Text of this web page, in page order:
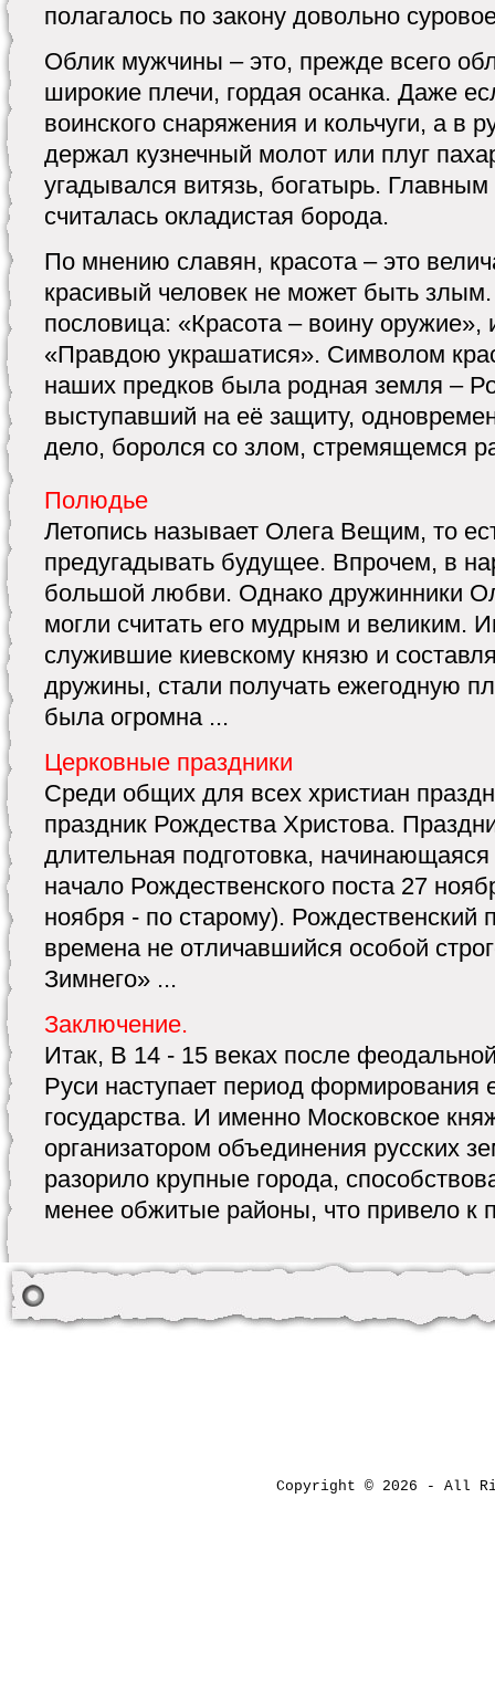
полагалось по закону довольно
Облик мужчины – это, прежде всего
широкие плечи, гордая осанка. Даже
воинского снаряжения и кольчуги, а в
держал кузнечный молот или плуг
угадывался витязь, богатырь.
считалась окладистая борода.
По мнению славян, красота – это
красивый человек не может быть
пословица: «Красота – воину
«Правдою украшатися». Символом
наших предков была родная земля –
выступавший на её защиту,
дело, боролся со злом, стремящемся
Полюдье
Летопись называет Олега Вещим, то
предугадывать будущее. Впрочем, в
большой любви. Однако дружинники
могли считать его мудрым и великим.
служившие киевскому князю и
дружины, стали получать ежегодную
была огромна ...
Церковные праздники
Среди общих для всех христиан
праздник Рождества Христова.
длительная подготовка,
начало Рождественского поста 27
ноября - по старому). Рождественский
времена не отличавшийся особой
Зимнего» ...
Заключение.
Итак, В 14 - 15 веках после
Руси наступает период формирования
государства. И именно Московское
организатором объединения русских
разорило крупные города,
менее обжитые районы, что привело к
Copyright © 2026 - All